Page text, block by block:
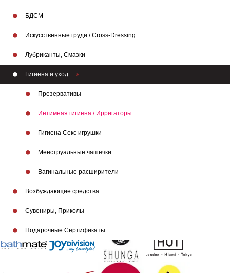
БДСМ
Искусственные груди / Cross-Dressing
Лубриканты, Смазки
Гигиена и уход
Презервативы
Интимная гигиена / Ирригаторы
Гигиена Секс игрушки
Менструальные чашечки
Вагинальные расширители
Возбуждающие средства
Сувениры, Приколы
Подарочные Сертификаты